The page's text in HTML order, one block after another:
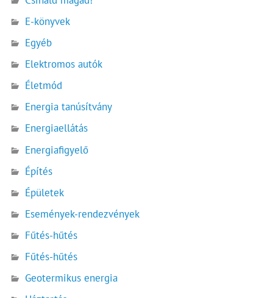
E-könyvek
Egyéb
Elektromos autók
Életmód
Energia tanúsítvány
Energiaellátás
Energiafigyelő
Építés
Épületek
Események-rendezvények
Fűtés-hűtés
Fűtés-hűtés
Geotermikus energia